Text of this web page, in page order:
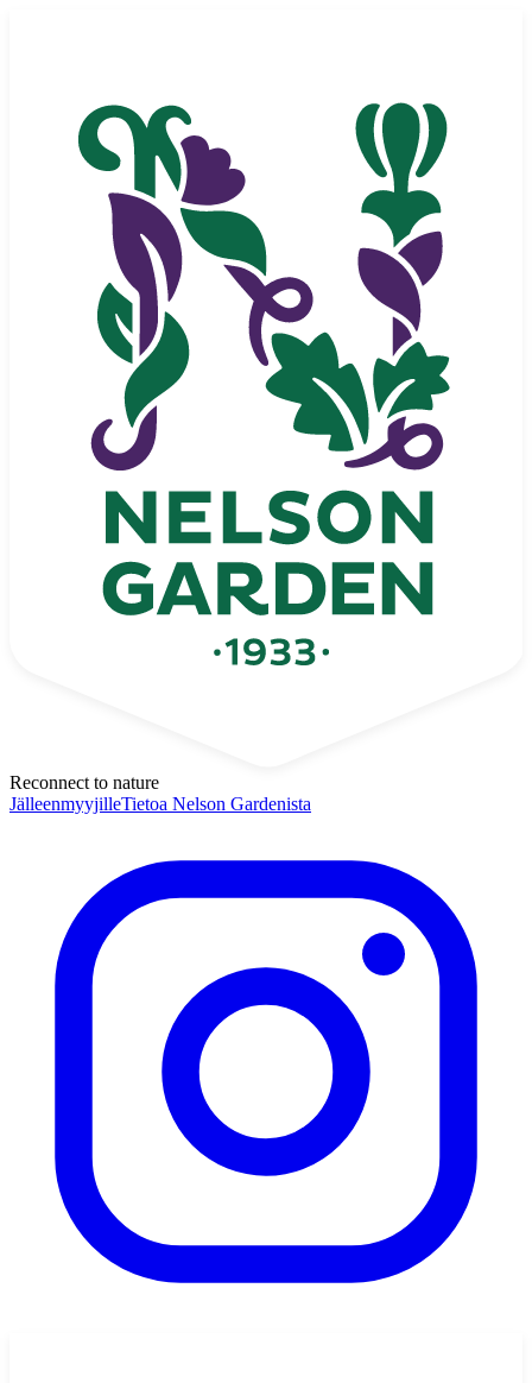
Reconnect to nature
JälleenmyyjilleTietoa Nelson Gardenista